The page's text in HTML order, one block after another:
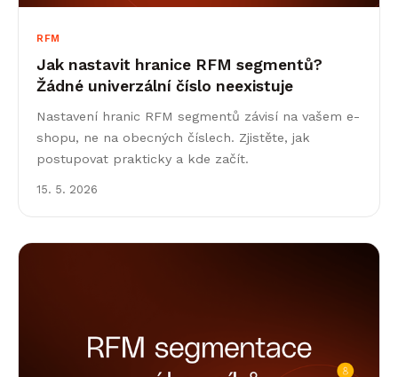
RFM
Jak nastavit hranice RFM segmentů?
Žádné univerzální číslo neexistuje
Nastavení hranic RFM segmentů závisí na vašem e-
shopu, ne na obecných číslech. Zjistěte, jak
postupovat prakticky a kde začít.
15. 5. 2026